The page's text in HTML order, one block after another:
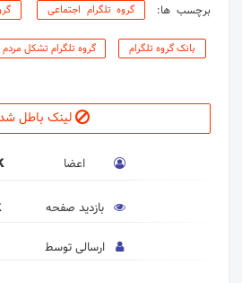
برچسب ها: گروه تلگرام اجتماعی
بانک گروه تلگرام گروه تلگرام تشکل مردم
لینک باطل
اعضا
بازدید صفحه
ارسالی توسط